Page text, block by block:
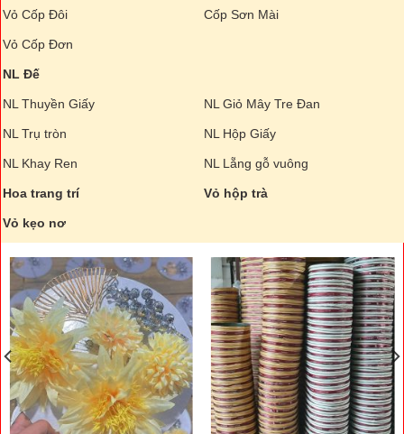
Vỏ Cốp Đôi Cốp Sơn Mài
Vỏ Cốp Đơn
NL Đế
NL Thuyền Giấy NL Giỏ Mây Tre Đan
NL Trụ tròn NL Hộp Giấy
NL Khay Ren NL Lẵng gỗ vuông
Hoa trang trí Vỏ hộp trà
Vỏ kẹo nơ